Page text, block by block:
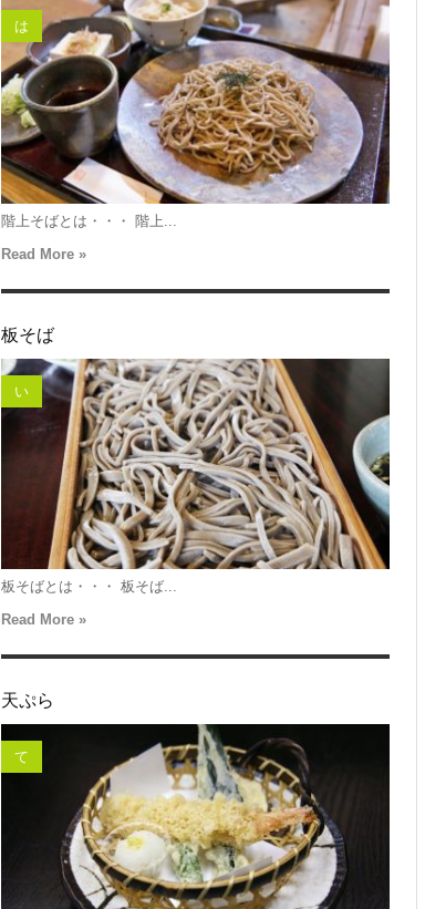
は
階上そばとは・・・ 階上...
Read More »
板そば
い
板そばとは・・・ 板そば...
Read More »
天ぷら
て